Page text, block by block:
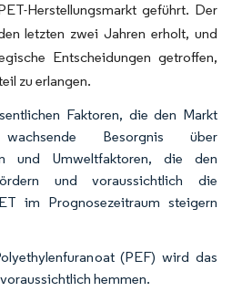
Herstellungsmarkt geführt. Der
letzten zwei Jahren erholt, und
Entscheidungen getroffen,
zu erlangen.
Faktoren, die den Markt
Besorgnis über
und Umweltfaktoren, die den
und voraussichtlich die
im Prognosezeitraum steigern
(PEF) wird das
hemmen.